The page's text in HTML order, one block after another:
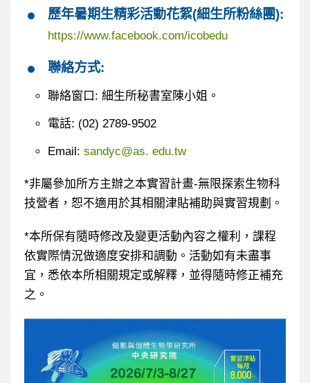
歷年暑期生精彩活動花絮(細生所粉絲團):
https://www.facebook.com/icobedu
聯絡方式:
聯絡窗口: 細生所秘書室陳小姐。
電話: (02) 2789-9502
Email: sandyc@as. edu.tw
*非屬參加所方主辦之本實習計畫-無限探索生物科
技營者，恕不適用於其相關津貼補助與實習規劃。
*本所保有隨時修改及變更活動內容之權利，課程
依實際情況做適度安排和調動。活動如有未盡事
宜，悉依本所相關規定或解釋，並得隨時修正補充
之。